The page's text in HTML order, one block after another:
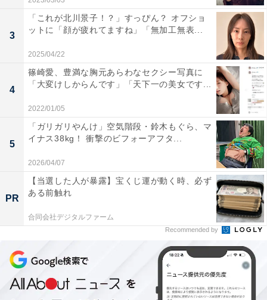
3
「これが北川景子！？」すっぴん？ オフショ
ットに「顔が疲れてますね」「無加工無表...
2025/04/22
4
篠崎愛、豊満な胸元あらわなセクシー写真に
「大変けしからんです」「天下一の美女です...
2022/01/05
5
「ガリガリやんけ」空気階段・鈴木もぐら、マ
イナス38kg！ 衝撃のビフォーアフタ...
2026/04/07
PR
【当選した人が暴露】宝くじ運が動く時、必ず
ある前触れ
合同会社デジタルファーム
Recommended by